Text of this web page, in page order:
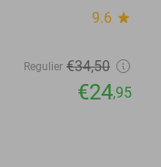
9.6 star
Regulier €34,50
€24,95